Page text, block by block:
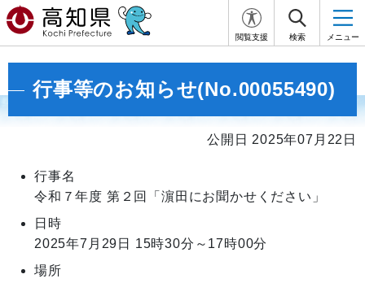
閲覧支援 検索 メニュー
行事等のお知らせ(No.00055490)
公開日 2025年07月22日
行事名
令和７年度 第２回「濵⽥にお聞かせください」
日時
2025年7月29日
15時30分～17時00分
場所